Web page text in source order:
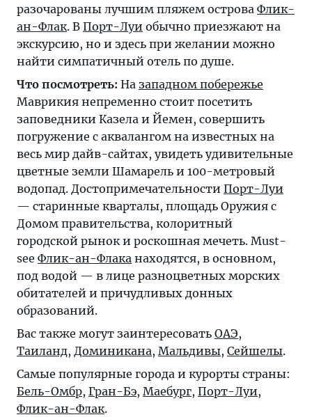
разочарованы лучшим пляжем острова Флик-
ан-Флак. В Порт-Луи обычно приезжают на
экскурсию, но и здесь при желании можно
найти симпатичный отель по душе.
Что посмотреть: На западном побережье
Маврикия непременно стоит посетить
заповедники Казела и Йемен, совершить
погружение с аквалангом на известных на
весь мир дайв-сайтах, увидеть удивительные
цветные земли Шамарель и 100-метровый
водопад. Достопримечательности Порт-Луи
— старинные кварталы, площадь Оружия с
Домом правительства, колоритный
городской рынок и роскошная мечеть. Must-
see Флик-ан-Флака находятся, в основном,
под водой — в лице разноцветных морских
обитателей и причудливых донных
образований.
Вас также могут заинтересовать ОАЭ,
Таиланд, Доминикана, Мальдивы, Сейшелы.
Самые популярные города и курорты страны:
Бель-Омбр, Гран-Бэ, Маебург, Порт-Луи,
Флик-ан-Флак.